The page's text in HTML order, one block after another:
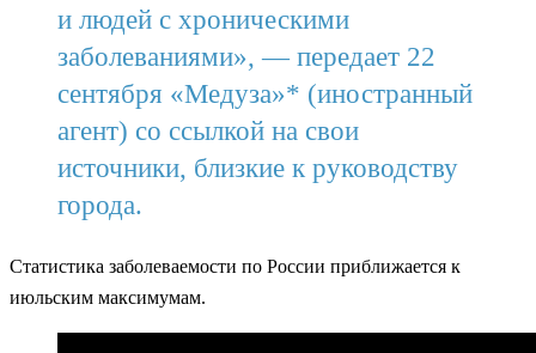
и людей с хроническими
заболеваниями», — передает 22
сентября «Медуза»* (иностранный
агент) со ссылкой на свои
источники, близкие к руководству
города.
Статистика заболеваемости по России приближается к
июльским максимумам.